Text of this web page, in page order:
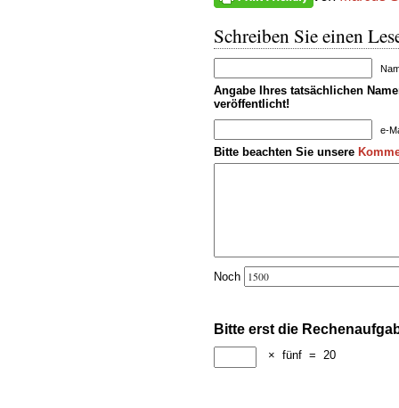
Schreiben Sie einen
Angabe Ihres tatsächlichen
veröffentlicht!
e-
Bitte beachten Sie unsere
Noch
Bitte erst die
× fünf = 20